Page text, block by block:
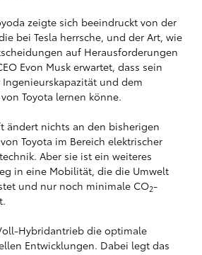
zeigte sich beeindruckt von der
bei Tesla herrsche, und der Art, wie
auf Herausforderungen
Evon Musk erwartet, dass sein
und dem
Toyota lernen könne.
ändert nichts an den bisherigen
Toyota im Bereich elektrischer
Aber sie ist ein weiteres
in eine Mobilität, die die Umwelt
und nur noch minimale CO2-
Hybridantrieb die optimale
Entwicklungen. Dabei legt das